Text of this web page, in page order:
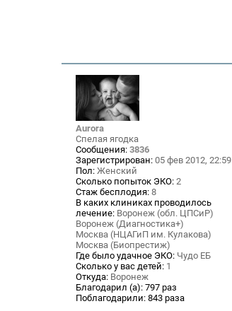
Aurora
Спелая ягодка
Сообщения: 3836
Зарегистрирован: 05 фев 2012, 22:59
Пол: Женский
Сколько попыток ЭКО: 2
Стаж бесплодия: 8
В каких клиниках проводилось
лечение: Воронеж (обл. ЦПСиР)
Воронеж (Диагностика+)
Москва (НЦАГиП им. Кулакова)
Москва (Биопрестиж)
Где было удачное ЭКО: Чудо ЕБ
Сколько у вас детей: 1
Откуда: Воронеж
Благодарил (а): 797 раз
Поблагодарили: 843 раза